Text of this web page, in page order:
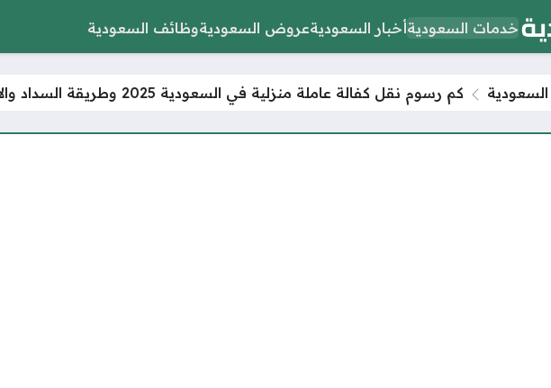
خدمات السعوديةأخبار السعوديةعروض السعوديةوظائف السعودية
كم رسوم نقل كفالة عاملة منزلية في السعودية 2025 وطريقة السداد والاسترجاع